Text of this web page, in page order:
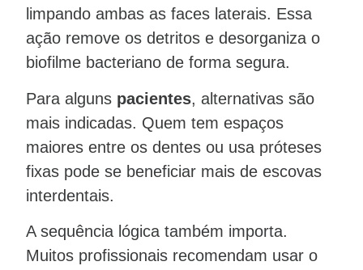
limpando ambas as faces laterais. Essa
ação remove os detritos e desorganiza o
biofilme bacteriano de forma segura.
Para alguns pacientes, alternativas são
mais indicadas. Quem tem espaços
maiores entre os dentes ou usa próteses
fixas pode se beneficiar mais de escovas
interdentais.
A sequência lógica também importa.
Muitos profissionais recomendam usar o